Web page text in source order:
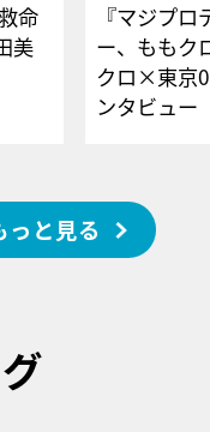
命
美
『マジプロ
ー、ももク
クロ×東京
ンタビュー
っと見る